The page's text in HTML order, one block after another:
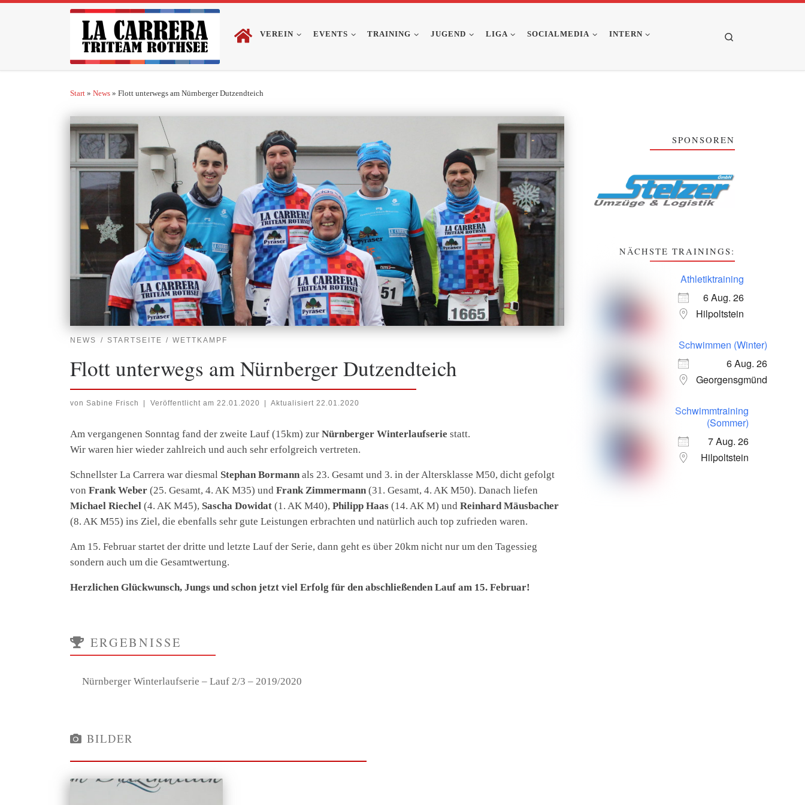
Zum Inhalt springen
VEREIN EVENTS TRAINING JUGEND LIGA SOCIALMEDIA INTERN
Start » News » Flott unterwegs am Nürnberger Dutzendteich
NEWS STARTSEITE WETTKAMPF
Flott unterwegs am Nürnberger Dutzendteich
von Sabine Frisch Veröffentlicht am 22.01.2020 Aktualisiert 22.01.2020
Am vergangenen Sonntag fand der zweite Lauf (15km) zur Nürnberger Winterlaufserie statt.
Wir waren hier wieder zahlreich und auch sehr erfolgreich vertreten.
Schnellster La Carrera war diesmal Stephan Bormann als 23. Gesamt und 3. in der Altersklasse M50, dicht gefolgt
von Frank Weber (25. Gesamt, 4. AK M35) und Frank Zimmermann (31. Gesamt, 4. AK M50). Danach liefen
Michael Riechel (4. AK M45), Sascha Dowidat (1. AK M40), Philipp Haas (14. AK M) und Reinhard Mäusbacher
(8. AK M55) ins Ziel, die ebenfalls sehr gute Leistungen erbrachten und natürlich auch top zufrieden waren.
Am 15. Februar startet der dritte und letzte Lauf der Serie, dann geht es über 20km nicht nur um den Tagessieg
sondern auch um die Gesamtwertung.
Herzlichen Glückwunsch, Jungs und schon jetzt viel Erfolg für den abschließenden Lauf am 15. Februar!
ERGEBNISSE
Nürnberger Winterlaufserie – Lauf 2/3 – 2019/2020
BILDER
SPONSOREN
NÄCHSTE TRAININGS:
Athletiktraining
6 Aug. 26
Hilpoltstein
Schwimmen (Winter)
6 Aug. 26
Georgensgmünd
Schwimmtraining
(Sommer)
7 Aug. 26
Hilpoltstein